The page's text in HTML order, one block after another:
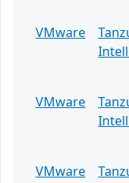
VMware
VMware
VMware